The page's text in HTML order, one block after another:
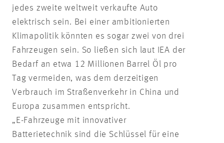
jedes zweite weltweit verkaufte Auto
elektrisch sein. Bei einer ambitionierten
Klimapolitik könnten es sogar zwei von drei
Fahrzeugen sein. So ließen sich laut IEA der
Bedarf an etwa 12 Millionen Barrel Öl pro
Tag vermeiden, was dem derzeitigen
Verbrauch im Straßenverkehr in China und
Europa zusammen entspricht.
„E-Fahrzeuge mit innovativer
Batterietechnik sind die Schlüssel für eine